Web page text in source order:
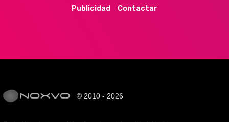
Publicidad
Contactar
© 2010 - 2026